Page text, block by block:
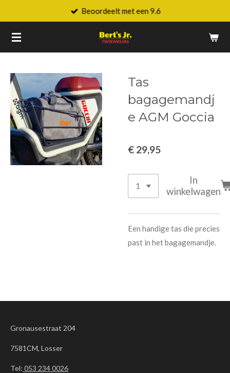
naar
de
Beoordeelt met een 9.6
Tas
bagagemandj
e AGM Goccia
€ 29,95
In
winkelwagen
Een handige tas die precies
past in het bagagemandje.
Gronausestraat 204
7581CM, Losser
Tel: 053 234 0026